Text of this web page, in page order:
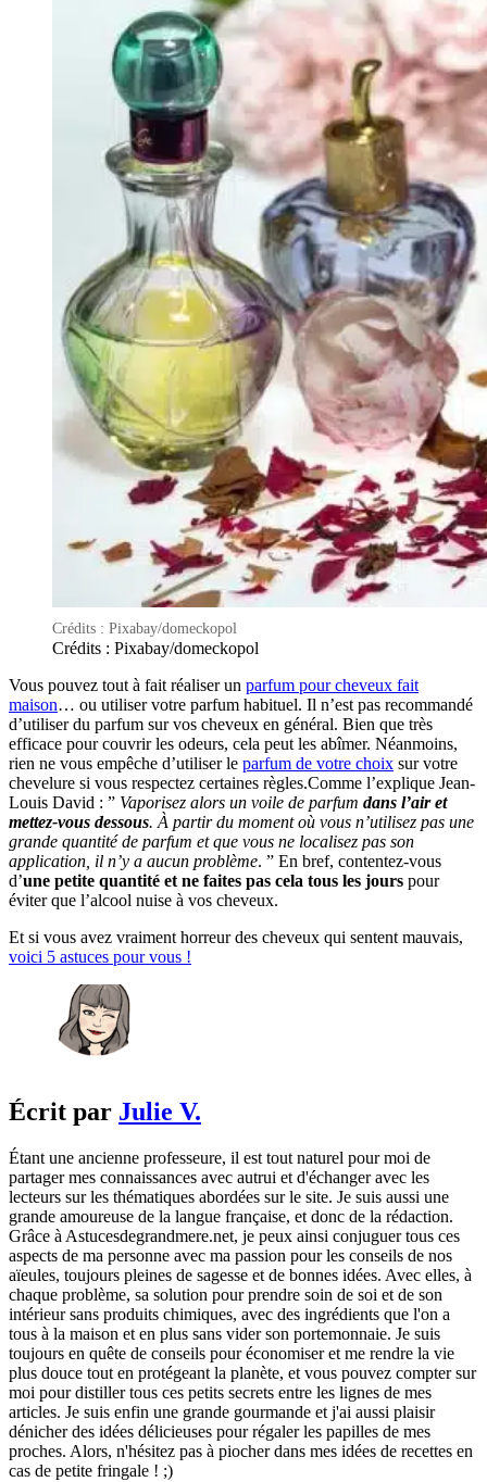
Crédits : Pixabay/domeckopol
Crédits : Pixabay/domeckopol
Vous pouvez tout à fait réaliser un parfum pour cheveux fait
maison… ou utiliser votre parfum habituel. Il n’est pas recommandé
d’utiliser du parfum sur vos cheveux en général. Bien que très
efficace pour couvrir les odeurs, cela peut les abîmer. Néanmoins,
rien ne vous empêche d’utiliser le parfum de votre choix sur votre
chevelure si vous respectez certaines règles.Comme l’explique Jean-
Louis David : ” Vaporisez alors un voile de parfum dans l’air et
mettez-vous dessous. À partir du moment où vous n’utilisez pas une
grande quantité de parfum et que vous ne localisez pas son
application, il n’y a aucun problème. ” En bref, contentez-vous
d’une petite quantité et ne faites pas cela tous les jours pour
éviter que l’alcool nuise à vos cheveux.
Et si vous avez vraiment horreur des cheveux qui sentent mauvais,
voici 5 astuces pour vous !
Écrit par Julie V.
Étant une ancienne professeure, il est tout naturel pour moi de
partager mes connaissances avec autrui et d'échanger avec les
lecteurs sur les thématiques abordées sur le site. Je suis aussi une
grande amoureuse de la langue française, et donc de la rédaction.
Grâce à Astucesdegrandmere.net, je peux ainsi conjuguer tous ces
aspects de ma personne avec ma passion pour les conseils de nos
aïeules, toujours pleines de sagesse et de bonnes idées. Avec elles, à
chaque problème, sa solution pour prendre soin de soi et de son
intérieur sans produits chimiques, avec des ingrédients que l'on a
tous à la maison et en plus sans vider son portemonnaie. Je suis
toujours en quête de conseils pour économiser et me rendre la vie
plus douce tout en protégeant la planète, et vous pouvez compter sur
moi pour distiller tous ces petits secrets entre les lignes de mes
articles. Je suis enfin une grande gourmande et j'ai aussi plaisir
dénicher des idées délicieuses pour régaler les papilles de mes
proches. Alors, n'hésitez pas à piocher dans mes idées de recettes en
cas de petite fringale ! ;)